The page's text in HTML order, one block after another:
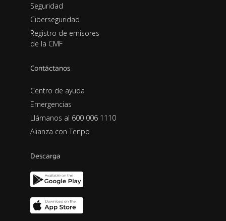
Seguridad
Ciberseguridad
Registro de emisores
de la CMF
Contáctanos
Centro de ayuda
Emergencias
Llámanos al 600 006 1110
Alianza con Tenpo
Descarga